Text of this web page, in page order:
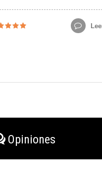
Opiniones